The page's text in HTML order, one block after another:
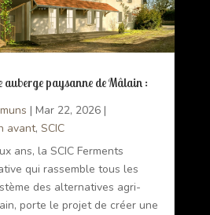
auberge paysanne de Mâlain :
| Mar 22, 2026|
avant, SCIC
ans, la SCIC Ferments
qui rassemble tous les
des alternatives agri-
porte le projet de créer une